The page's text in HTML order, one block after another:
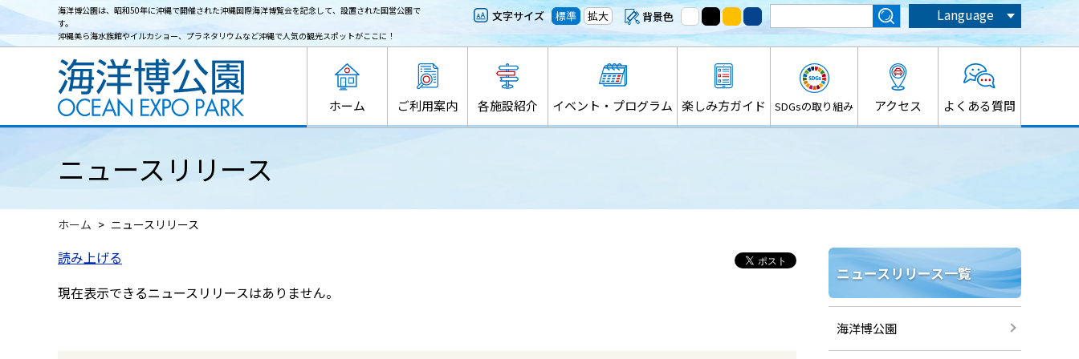
海洋博公園は、昭和50年に沖縄で開催された沖縄国際海洋博覧会を記念して、設置された国営公園で
す。
沖縄美ら海水族館やイルカショー、プラネタリウムなど沖縄で人気の観光スポットがここに！
文字サイズ 標準 拡大 背景色 Language
ホーム ご利用案内 各施設紹介 イベント・プログラム 楽しみ方ガイド SDGsの取り組み アクセス よくある質問
ニュースリリース
ホーム ニュースリリース
読み上げる
現在表示できるニュースリリースはありません。
ニュースリリース一覧
海洋博公園